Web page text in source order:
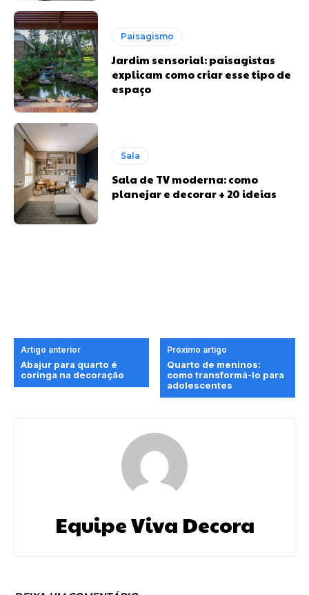
Paisagismo
Jardim sensorial: paisagistas
explicam como criar esse tipo de
espaço
Sala
Sala de TV moderna: como
planejar e decorar + 20 ideias
Artigo anterior
Abajur para quarto é
coringa na decoração
Próximo artigo
Quarto de meninos:
como transformá-lo para
adolescentes
Equipe Viva Decora